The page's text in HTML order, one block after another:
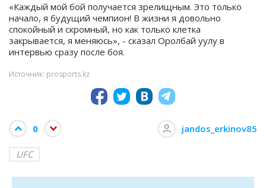
«Каждый мой бой получается зрелищным. Это только
начало, я будущий чемпион! В жизни я довольно
спокойный и скромный, но как только клетка
закрывается, я меняюсь», - сказал Оролбай уулу в
интервью сразу после боя.
Источник: prosports.kz
0 jandos_erkinov85
UFC